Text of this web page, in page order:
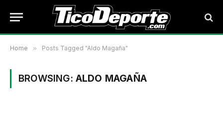
Home » Posts Tagged "Aldo Magaña"
BROWSING: ALDO MAGAÑA